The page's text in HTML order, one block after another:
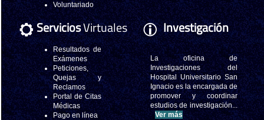
Voluntariado
ServiciosVirtuales
Resultados de
Exámenes
Peticiones,
Quejas y
Reclamos
Portal de Citas
Médicas
Pago en línea
Investigación
La oficina de
Investigaciones del
Hospital Universitario San
Ignacio es la encargada de
promover y coordinar
estudios de investigación...
Ver más